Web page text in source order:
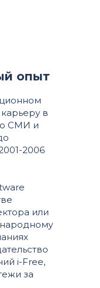
опыт
в
СМИ и
2006
или
i-Free,
за